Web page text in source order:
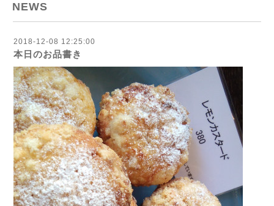
NEWS
2018-12-08 12:25:00
本日のお品書き